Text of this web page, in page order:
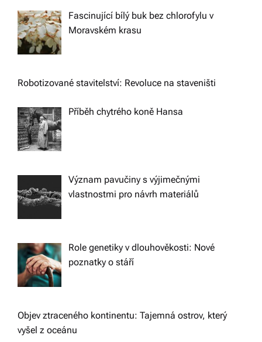
Fascinující bílý buk bez chlorofylu v
Moravském krasu
Robotizované stavitelství: Revoluce na staveništi
Příběh chytrého koně Hansa
Význam pavučiny s výjimečnými
vlastnostmi pro návrh materiálů
Role genetiky v dlouhověkosti: Nové
poznatky o stáří
Objev ztraceného kontinentu: Tajemná ostrov, který
vyšel z oceánu